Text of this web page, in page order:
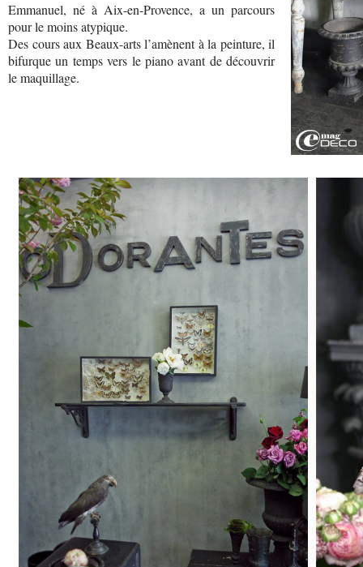
Emmanuel, né à Aix-en-Provence, a un parcours
pour le moins atypique.
Des cours aux Beaux-arts l’amènent à la peinture, il
bifurque un temps vers le piano avant de découvrir
le maquillage.